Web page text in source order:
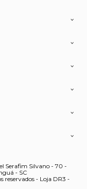
Serafim Silvano - 70 -
- SC
reservados - Loja DR3 -